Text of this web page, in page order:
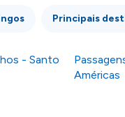
Principais
- Santo
Américas